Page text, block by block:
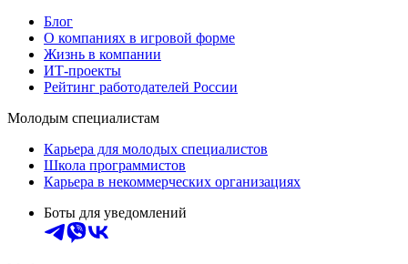
Блог
О компаниях в игровой форме
Жизнь в компании
ИТ-проекты
Рейтинг работодателей России
Молодым специалистам
Карьера для молодых специалистов
Школа программистов
Карьера в некоммерческих организациях
Боты для уведомлений